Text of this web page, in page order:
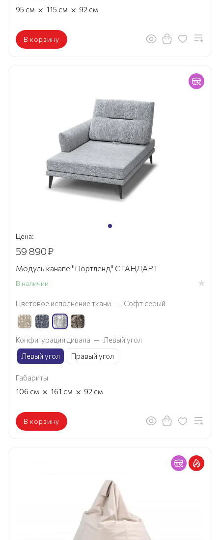
95 см × 115 см × 92 см
В корзину
Цена:
59 890₽
Модуль канапе "Портленд" СТАНДАРТ
В наличии
Цветовое исполнение ткани — Софт серый
Конфигурация дивана — Левый угол
Левый угол
Правый угол
Габариты
106 см × 161 см × 92 см
В корзину